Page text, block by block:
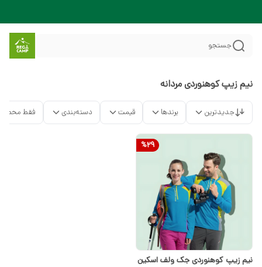
جستجو
نیم زیپ کوهنوردی مردانه
جدیدترین برندها قیمت دسته‌بندی فقط
%29
نیم زیپ کوهنوردی جک ولف اسکین